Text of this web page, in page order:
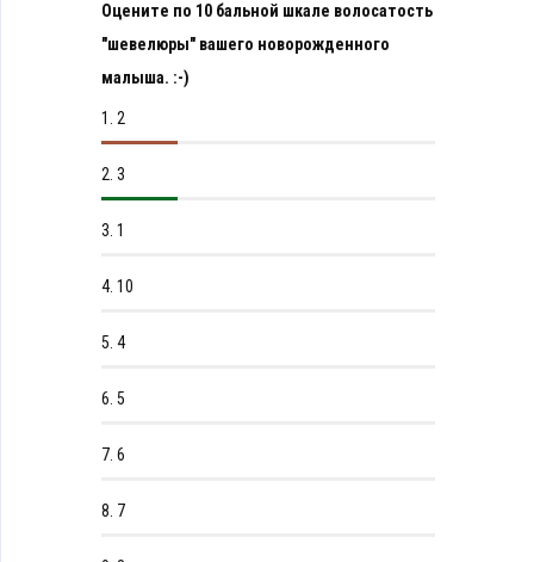
Оцените по 10 бальной шкале волосатость
"шевелюры" вашего новорожденного
малыша. :-)
1. 2
2. 3
3. 1
4. 10
5. 4
6. 5
7. 6
8. 7